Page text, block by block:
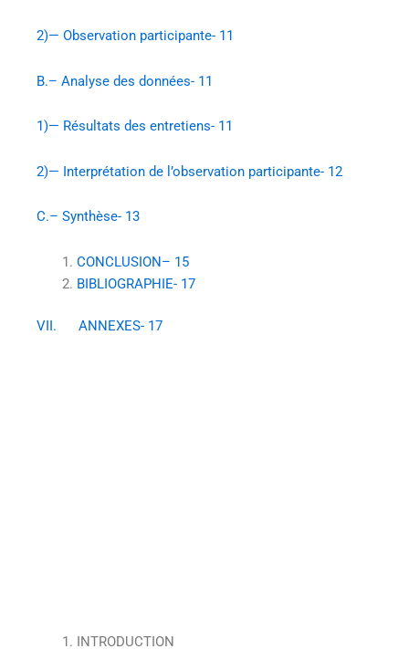
2)— Observation participante- 11
B.– Analyse des données- 11
1)— Résultats des entretiens- 11
2)— Interprétation de l’observation participante- 12
C.– Synthèse- 13
CONCLUSION– 15
BIBLIOGRAPHIE- 17
VII. ANNEXES- 17
INTRODUCTION